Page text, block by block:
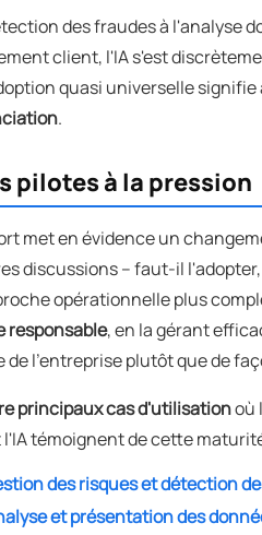
des fraudes à l'analyse
client, l'IA s'est
quasi universelle signifie
.
pilotes à la pression
met en évidence un
discussions – faut-il
opérationnelle plus
responsable, en la gérant
de l'entreprise plutôt que de
principaux cas d'utilisationoù
témoignent de cette
des risques et détection
et présentation des